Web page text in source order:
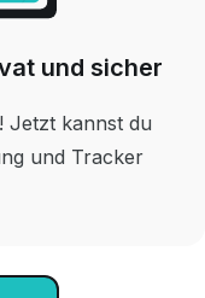
und sicher
Jetzt kannst du
und Tracker